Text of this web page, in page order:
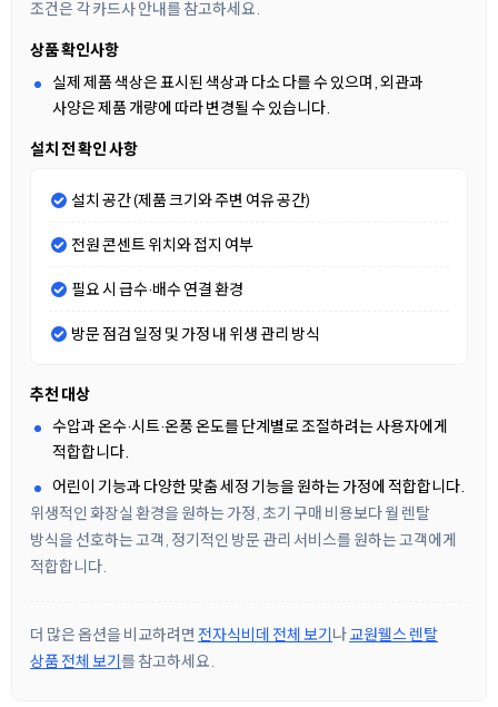
조건은 각 카드사 안내를 참고하세요.
상품 확인사항
실제 제품 색상은 표시된 색상과 다소 다를 수 있으며, 외관과
사양은 제품 개량에 따라 변경될 수 있습니다.
설치 전 확인 사항
설치 공간 (제품 크기와 주변 여유 공간)
전원 콘센트 위치와 접지 여부
필요 시 급수·배수 연결 환경
방문 점검 일정 및 가정 내 위생 관리 방식
추천 대상
수압과 온수·시트·온풍 온도를 단계별로 조절하려는 사용자에게
적합합니다.
어린이 기능과 다양한 맞춤 세정 기능을 원하는 가정에 적합합니다.
위생적인 화장실 환경을 원하는 가정, 초기 구매 비용보다 월 렌탈
방식을 선호하는 고객, 정기적인 방문 관리 서비스를 원하는 고객에게
적합합니다.
더 많은 옵션을 비교하려면 전자식비데 전체 보기나교원웰스 렌탈
상품 전체 보기를 참고하세요.